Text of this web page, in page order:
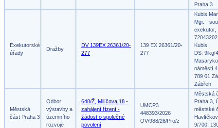
Praha 3
Exekutorské
úřady
Dražby
DV 139EX 26361/20-
277
139 EX 26361/20-
277
Kubis
Mgr. -
exekutor,
Kubis
DS:
náměstí
789 01
Zábřeh
Městská
část Praha 3
Odbor
výstavby a
územního
rozvoje
648/Ž, Milíčova 18 -
zahájení řízení -
žádost o společné
povolení
UMCP3
448393/2026
OV/988/26/Pro/z
Městská
Praha 3,
městské
9/700,